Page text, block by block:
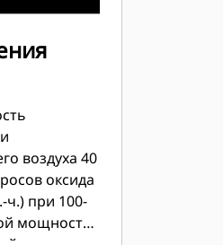
воздуха 40
оксида
ч.) при 100-
мощности